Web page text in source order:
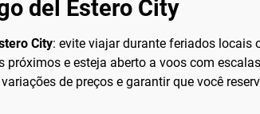
del Estero City
City: evite viajar durante feriados locais
e esteja aberto a voos com
de preços e garantir que você